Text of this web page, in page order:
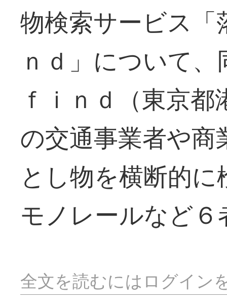
物検索サービス
ｎｄ」について
ｆｉｎｄ（東京
の交通事業者や
とし物を横断的
モノレールなど
全文を読むにはログイン